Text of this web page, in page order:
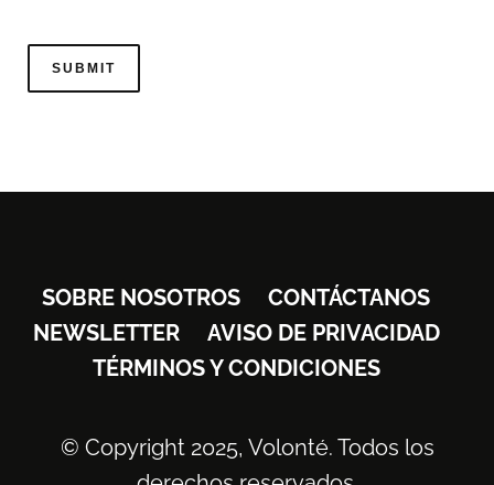
SOBRE NOSOTROS
CONTÁCTANOS
NEWSLETTER
AVISO DE PRIVACIDAD
TÉRMINOS Y CONDICIONES
© Copyright 2025, Volonté. Todos los